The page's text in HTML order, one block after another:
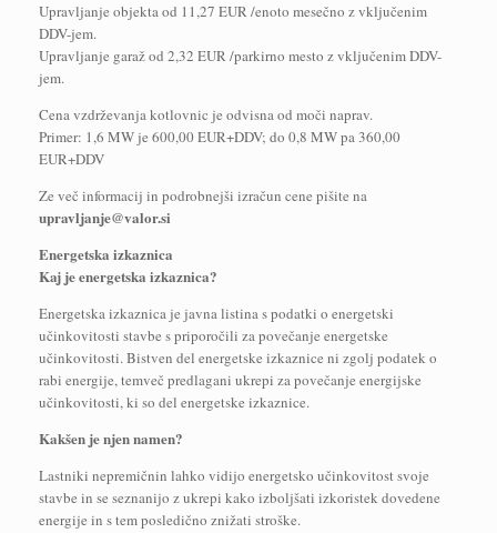
Upravljanje objekta od 11,27 EUR /enoto mesečno z vključenim
DDV-jem.
Upravljanje garaž od 2,32 EUR /parkirno mesto z vključenim DDV-
jem.
Cena vzdrževanja kotlovnic je odvisna od moči naprav.
Primer: 1,6 MW je 600,00 EUR+DDV; do 0,8 MW pa 360,00
EUR+DDV
Ze več informacij in podrobnejši izračun cene pišite na
upravljanje@valor.si
Energetska izkaznica
Kaj je energetska izkaznica?
Energetska izkaznica je javna listina s podatki o energetski
učinkovitosti stavbe s priporočili za povečanje energetske
učinkovitosti. Bistven del energetske izkaznice ni zgolj podatek o
rabi energije, temveč predlagani ukrepi za povečanje energijske
učinkovitosti, ki so del energetske izkaznice.
Kakšen je njen namen?
Lastniki nepremičnin lahko vidijo energetsko učinkovitost svoje
stavbe in se seznanijo z ukrepi kako izboljšati izkoristek dovedene
energije in s tem posledično znižati stroške.